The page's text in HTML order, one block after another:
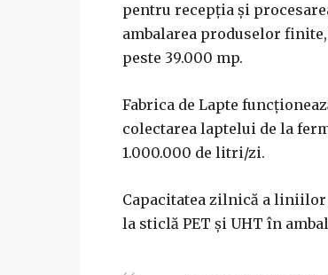
pentru recepţia şi
ambalarea produselor
peste 39.000 mp.
Fabrica de Lapte
colectarea laptelui de la
1.000.000 de litri/zi.
Capacitatea zilnică a liniilor
la sticlă PET şi UHT în